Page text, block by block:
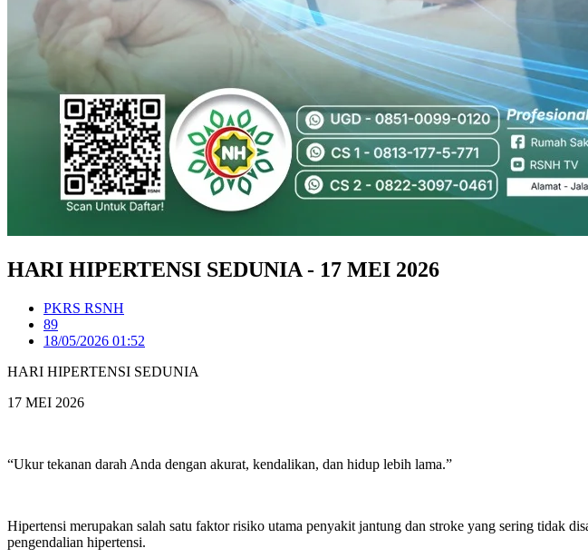
HARI HIPERTENSI SEDUNIA - 17 MEI 2026
PKRS RSNH
89
18/05/2026 01:52
HARI HIPERTENSI SEDUNIA
17 MEI 2026
“Ukur tekanan darah Anda dengan akurat, kendalikan, dan hidup lebih lama.”
Hipertensi merupakan salah satu faktor risiko utama penyakit jantung dan stroke yang sering tidak
pengendalian hipertensi.